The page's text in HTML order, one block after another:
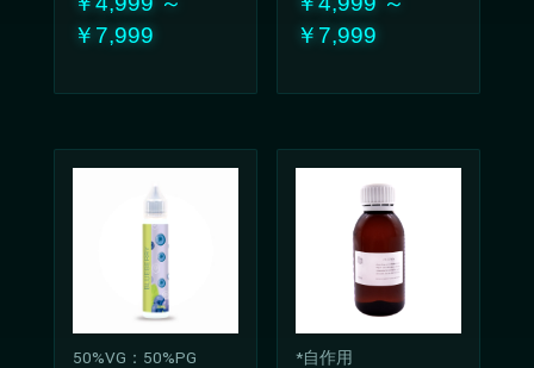
わい
￥7,999
￥7,999
50%VG：50%PG *自作用